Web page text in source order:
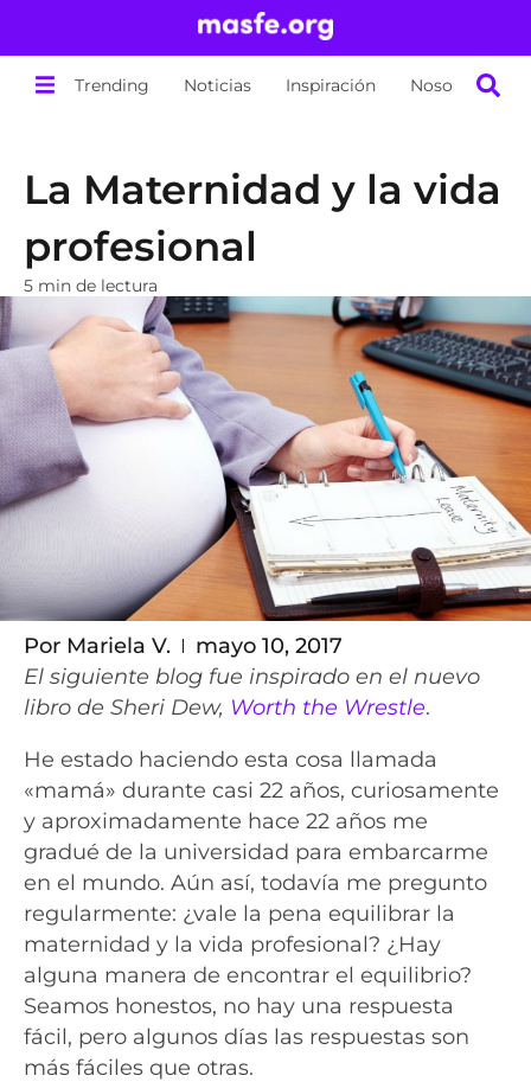
Trending Noticias Inspiración Nosotros
La Maternidad y la vida
profesional
5 min de lectura
Por Mariela V.
mayo 10, 2017
El siguiente blog fue inspirado en el nuevo
libro de Sheri Dew, Worth the Wrestle.
He estado haciendo esta cosa llamada
«mamá» durante casi 22 años, curiosamente
y aproximadamente hace 22 años me
gradué de la universidad para embarcarme
en el mundo. Aún así, todavía me pregunto
regularmente: ¿vale la pena equilibrar la
maternidad y la vida profesional? ¿Hay
alguna manera de encontrar el equilibrio?
Seamos honestos, no hay una respuesta
fácil, pero algunos días las respuestas son
más fáciles que otras.